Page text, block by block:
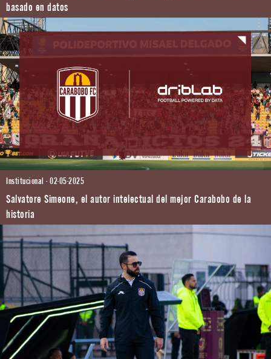
basado en datos
Institucional - 02-05-2025
Salvatore Simeone, el autor intelectual del mejor Carabobo de la
historia